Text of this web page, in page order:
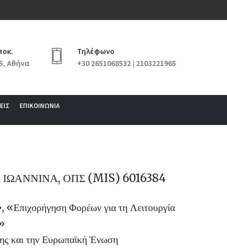
Αθήνα
Τηλέφωνο
+30 2651068532 | 2103221965
ΕΠΙΚΟΙΝΩΝΙΑ
ΟΠΣ (MIS) 6016384
Φορέων για τη Λειτουργία
και την Ευρωπαϊκή Ένωση